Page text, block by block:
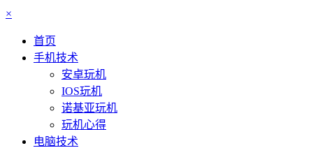
×
首页
手机技术
安卓玩机
IOS玩机
诺基亚玩机
玩机心得
电脑技术